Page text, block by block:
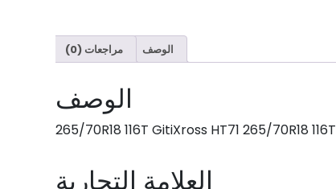
الوصف مراجعات (0)
الوصف
265/70R18 116T GitiXross HT71 265/70R18 116T
العلامة التجارية